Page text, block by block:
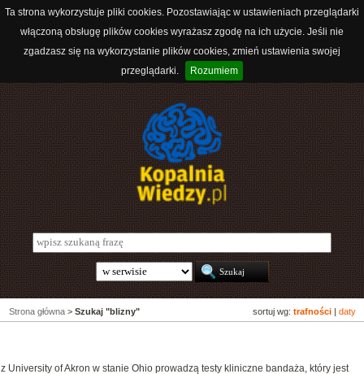
Ta strona wykorzystuje pliki cookies. Pozostawiając w ustawieniach przeglądarki
włączoną obsługę plików cookies wyrażasz zgodę na ich użycie. Jeśli nie
zgadzasz się na wykorzystanie plików cookies, zmień ustawienia swojej
przeglądarki.
Rozumiem
sortuj wg: trafności daty
Strona główna > Szukaj "blizny"
University of Akron w stanie Ohio prowadzą testy kliniczne bandaża, który jest